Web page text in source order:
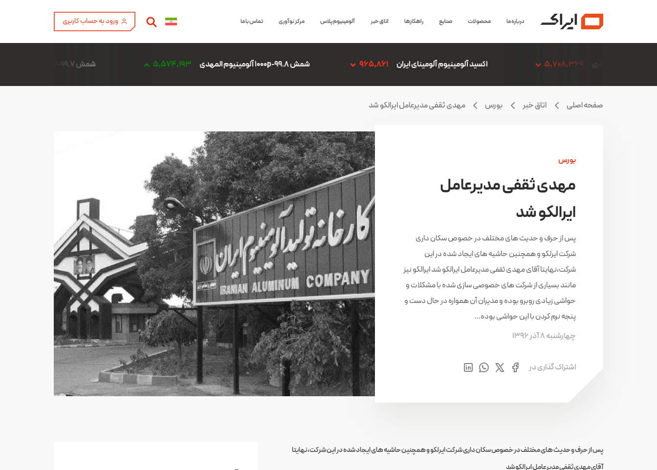
درباره ما محصولات صنایع راهکارها اتاق خبر آلومینیوم پلاس مرکز نوآوری تماس با ما ورود به حساب کاربری
شمش 1000p-99.8 آلومینیوم المهدی 5,574,193 شمش 1000P-99.7 آلومینیوم المهدی اکسید آلومینیوم آلومینای ایران 965,861
صفحه اصلی اتاق خبر بورس مهدی ثقفی مدیرعامل ایرالکو شد
بورس
مهدی ثقفی مدیرعامل
ایرالکو شد
پس از حرف و حدیث های مختلف در خصوص سکان داری
شرکت ایرلکو و همچنین حاشیه های ایجاد شده در این
شرکت،نهایتا آقای مهدی ثقفی مدیرعامل ایرالکو شد ایرالکو نیز
مانند بسیاری از شرکت های خصوصی سازی شده با مشکلات و
حواشی زیادی روبرو بوده و مدیران آن همواره در حال دست و
پنجه نرم کردن با این حواشی بوده…
چهارشنبه 8 آذر 1396
اشتراک گذاری در
پس از حرف و حدیث های مختلف در خصوص سکان داری شرکت ایرلکو و همچنین حاشیه های ایجاد شده در این شرکت،نهایتا
آقای مهدی ثقفی مدیرعامل ایرالکو شد